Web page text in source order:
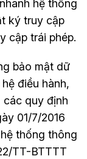
hệ thống
ký truy cập
cập trái phép.
bảo mật dữ
điều hành,
các quy định
01/7/2016
thống thông
TT-BTTTT